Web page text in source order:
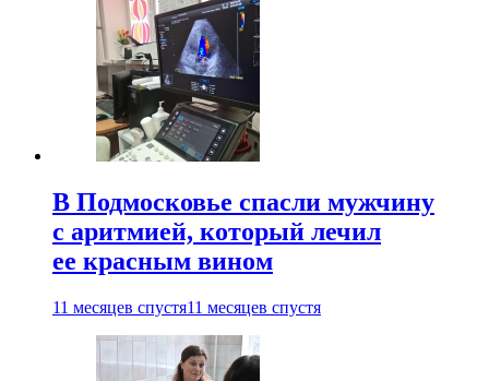
В Подмосковье спасли мужчину
с аритмией, который лечил
ее красным вином
11 месяцев спустя11 месяцев спустя